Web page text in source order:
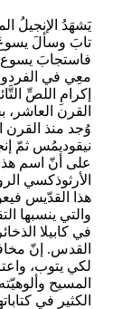
يَشهَدُ الإنجيلُ
تابَ وسألَ يسوعَ
فاستجابَ يسوع
إكرامِ اللصِّ
القرن
وُجد منذ القرن
نيقوديمُس ثمّ
على أنّ اسم
الأرثوذكسي
هذا القدّيس
والتي ينسبها
في كابيلا
القدس. إنّ
لكي يتوب،
المسيح
الكثير في